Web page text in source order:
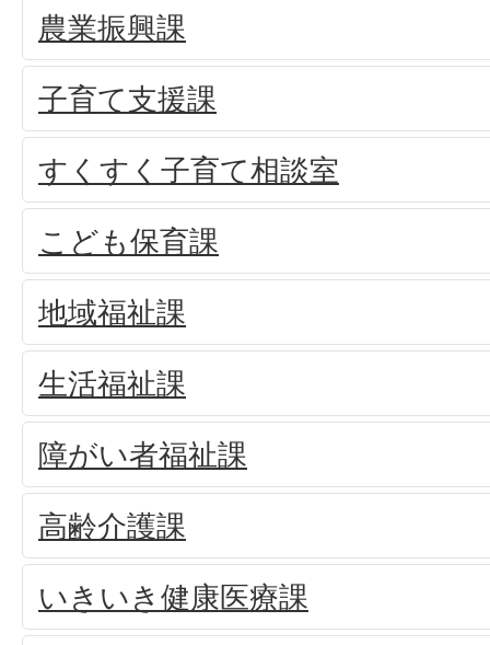
農業振興課
子育て支援課
すくすく子育て相談室
こども保育課
地域福祉課
生活福祉課
障がい者福祉課
高齢介護課
いきいき健康医療課